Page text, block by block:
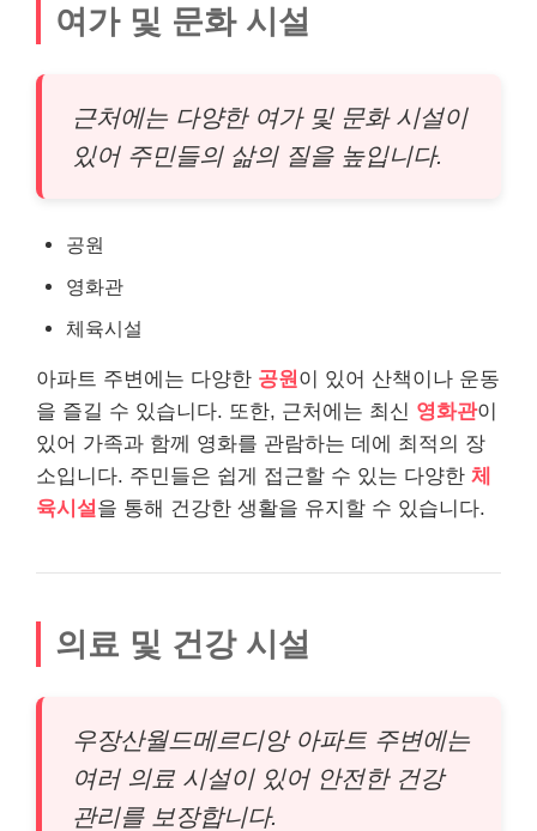
여가 및 문화 시설
근처에는 다양한 여가 및 문화 시설이
있어 주민들의 삶의 질을 높입니다.
공원
영화관
체육시설
아파트 주변에는 다양한 공원 이 있어 산책이나 운동
을 즐길 수 있습니다. 또한, 근처에는 최신 영화관이
있어 가족과 함께 영화를 관람하는 데에 최적의 장
소입니다. 주민들은 쉽게 접근할 수 있는 다양한 체
육시설 을 통해 건강한 생활을 유지할 수 있습니다.
의료 및 건강 시설
우장산월드메르디앙 아파트 주변에는
여러 의료 시설이 있어 안전한 건강
관리를 보장합니다.